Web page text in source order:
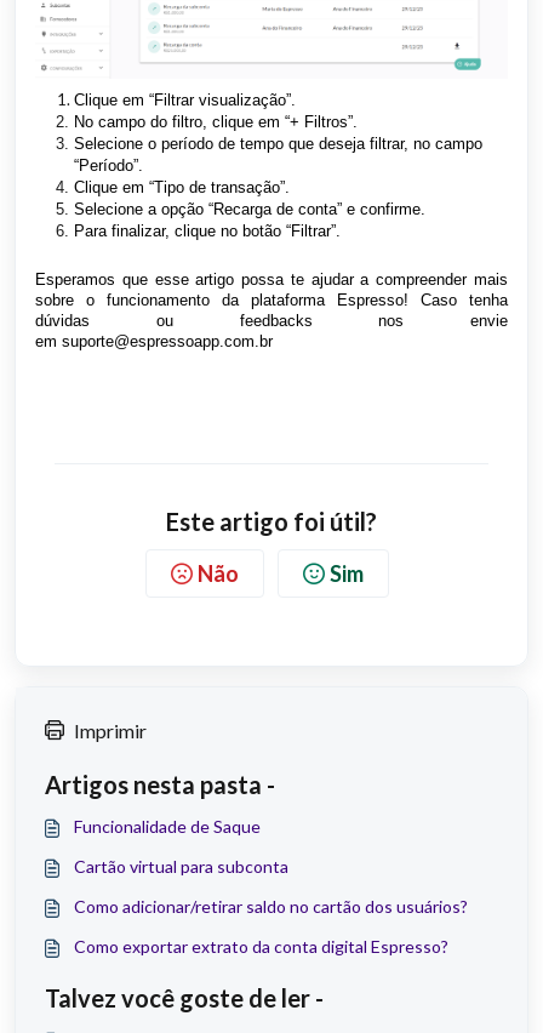
Clique em “Filtrar visualização”.
No campo do filtro, clique em “+ Filtros”.
Selecione o período de tempo que deseja filtrar, no campo
“Período”.
Clique em “Tipo de transação”.
Selecione a opção “Recarga de conta” e confirme.
Para finalizar, clique no botão “Filtrar”.
Esperamos que esse artigo possa te ajudar a compreender mais
sobre o funcionamento da plataforma Espresso! Caso tenha
dúvidas ou feedbacks nos envie
em suporte@espressoapp.com.br
Este artigo foi útil?
Não Sim
Imprimir
Artigos nesta pasta -
Funcionalidade de Saque
Cartão virtual para subconta
Como adicionar/retirar saldo no cartão dos usuários?
Como exportar extrato da conta digital Espresso?
Talvez você goste de ler -